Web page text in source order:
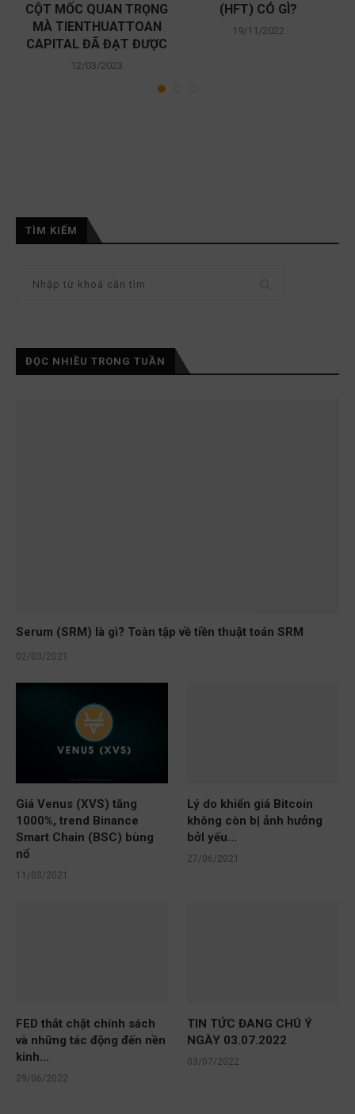
CỘT MỐC QUAN TRỌNG
MÀ TIENTHUATTOAN
CAPITAL ĐÃ ĐẠT ĐƯỢC
12/03/2023
(HFT) CÓ GÌ?
19/11/2022
TÌM KIẾM
ĐỌC NHIỀU TRONG TUẦN
Serum (SRM) là gì? Toàn tập về tiền thuật toán SRM
02/03/2021
Giá Venus (XVS) tăng
1000%, trend Binance
Smart Chain (BSC) bùng
nổ
11/03/2021
Lý do khiến giá Bitcoin
không còn bị ảnh hưởng
bởI yếu...
27/06/2021
FED thắt chặt chính sách
và những tác động đến nền
kinh...
29/06/2022
TIN TỨC ĐANG CHÚ Ý
NGÀY 03.07.2022
03/07/2022